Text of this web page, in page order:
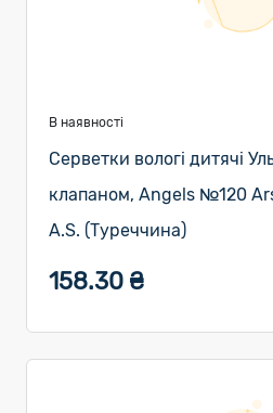
В наявності
Серветки вологі дитячі
клапаном, Angels №120
A.S. (Туреччина)
158.30 ₴